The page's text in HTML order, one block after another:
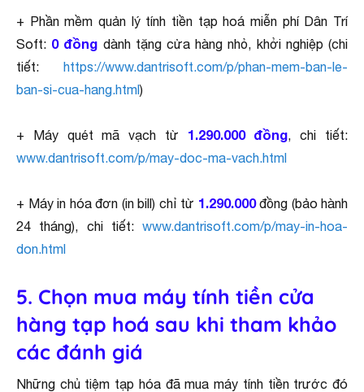
+ Phần mềm quản lý tính tiền tạp hoá miễn phí Dân Trí
Soft: 0 đồng dành tặng cửa hàng nhỏ, khởi nghiệp (chi
tiết: https://www.dantrisoft.com/p/phan-mem-ban-le-
ban-si-cua-hang.html)
+ Máy quét mã vạch từ 1.290.000 đồng, chi tiết:
www.dantrisoft.com/p/may-doc-ma-vach.html
+ Máy in hóa đơn (in bill) chỉ từ 1.290.000đồng (bảo hành
24 tháng), chi tiết: www.dantrisoft.com/p/may-in-hoa-
don.html
5. Chọn mua máy tính tiền cửa
hàng tạp hoá sau khi tham khảo
các đánh giá
Những chủ tiệm tạp hóa đã mua máy tính tiền trước đó